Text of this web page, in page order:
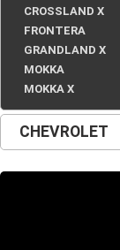
CROSSLAND X
FRONTERA
GRANDLAND X
MOKKA
MOKKA X
CHEVROLET